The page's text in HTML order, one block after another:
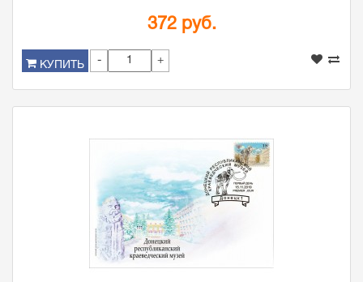
372 руб.
КУПИТЬ - +